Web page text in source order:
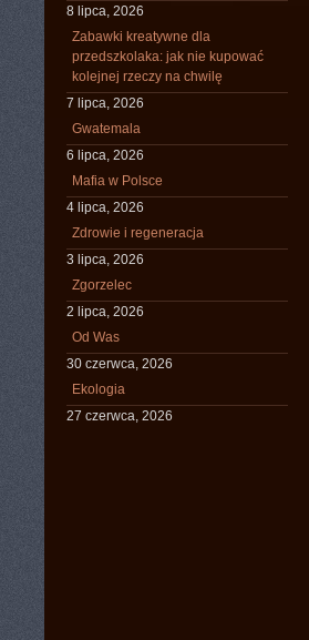
8 lipca, 2026
Zabawki kreatywne dla
przedszkolaka: jak nie kupować
kolejnej rzeczy na chwilę
7 lipca, 2026
Gwatemala
6 lipca, 2026
Mafia w Polsce
4 lipca, 2026
Zdrowie i regeneracja
3 lipca, 2026
Zgorzelec
2 lipca, 2026
Od Was
30 czerwca, 2026
Ekologia
27 czerwca, 2026